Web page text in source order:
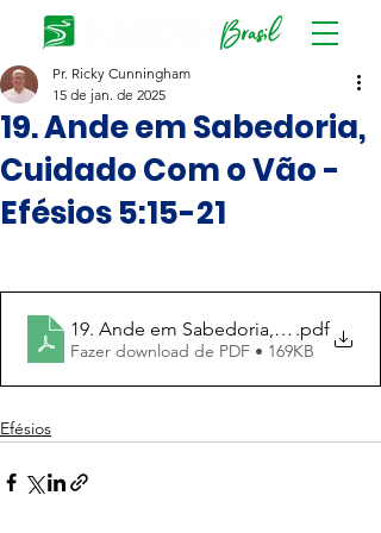
19. Ande em Sabedoria,
Cuidado Com o Vão -
Efésios 5:15-21
Pr. Ricky Cunningham
15 de jan. de 2025
19. Ande em Sabedoria, Cuidado
.pdf
Fazer download de PDF • 169KB
Efésios